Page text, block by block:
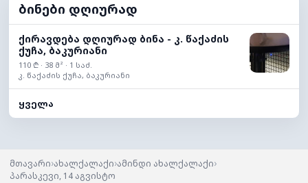
ბინები დღიურად
ქირავდება დღიურად ბინა - კ. წაქაძის
ქუჩა, ბაკურიანი
110 ₾ · 38 მ² · 1 საძ.
კ. წაქაძის ქუჩა, ბაკურიანი
ყველა
მთავარი›ახალქალაქი›ამინდი ახალქალაქი›
პარასკევი, 14 აგვისტო